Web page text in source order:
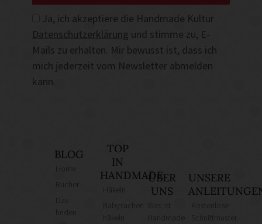
Ja, ich akzeptiere die Handmade Kultur
Datenschutzerklärung und stimme zu, E-
Mails zu erhalten. Mir bewusst ist, dass ich
mich jederzeit vom Newsletter abmelden
kann.
BLOG
finden
TOP
IN
HANDMADEÜBER
UNS
Was ist
UNSERE
Kostenlose
Schnittmuster